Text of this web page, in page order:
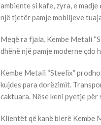
ambiente si kafe, zyra, e
një tjetër pamje mobiljeve
Meqë ra fjala, Kembe Metali
dhënë një pamje moderne çdo
Kembe Metali “Steelix”
kujdes para dorëzimit.
caktuara. Nëse keni pyetje për
Klientët që kanë blerë Kembe